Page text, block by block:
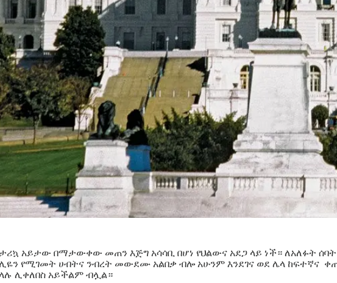
አይታው በማታውቀው መጠን እጅግ አሳሳቢ በሆነ የህልውና አደጋ ላይ ነች። ለአለፉት
የሚገመት ሀብትና ንብረት መውደሙ አልበቃ ብሎ አሁንም እንደገና ወደ ሌላ ከፍተኛና
ሊቀለበስ አይችልም ብሏል።